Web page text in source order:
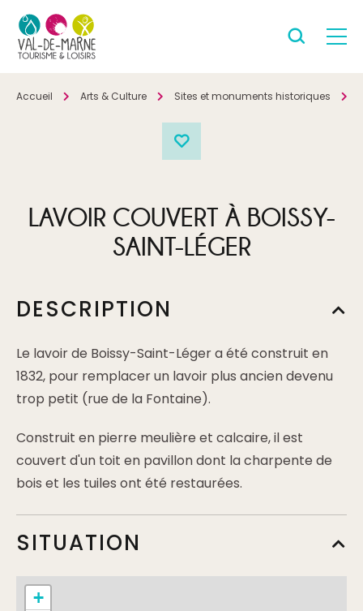
Accueil Arts & Culture Sites et monuments historiques
LAVOIR COUVERT À BOISSY-
SAINT-LÉGER
DESCRIPTION
Le lavoir de Boissy-Saint-Léger a été construit en
1832, pour remplacer un lavoir plus ancien devenu
trop petit (rue de la Fontaine).
Construit en pierre meulière et calcaire, il est
couvert d'un toit en pavillon dont la charpente de
bois et les tuiles ont été restaurées.
SITUATION
+